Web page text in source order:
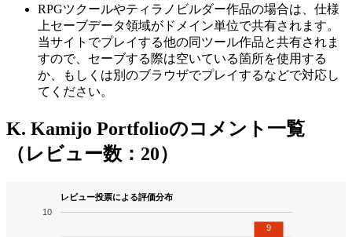
RPGツクールやティラノビルダー作品の場合は、仕様
上セーブデータ領域がドメイン単位で共有されます。
当サイトでプレイする他の同ツール作品と共有されま
すので、セーブする際は空いている箇所を使用する
か、もしくは別のブラウザでプレイするなどで対応し
てください。
K. Kamijo Portfolioのコメント一覧
（レビュー数：20）
レビュー投票による評価分布
10
9